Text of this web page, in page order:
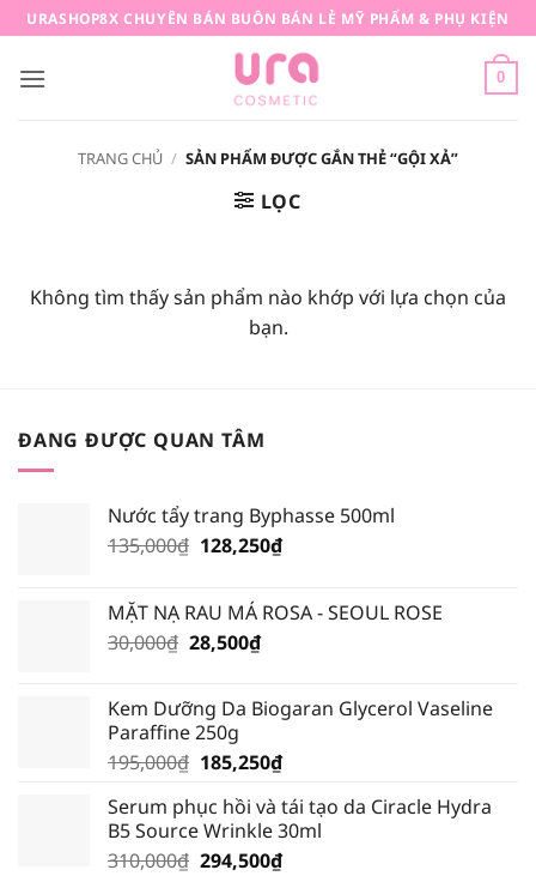
qua
nội
URASHOP8X CHUYÊN BÁN BUÔN BÁN LẺ MỸ PHẨM & PHỤ KIỆN
0
TRANG CHỦ / SẢN PHẨM ĐƯỢC GẮN THẺ “GỘI XẢ”
LỌC
Không tìm thấy sản phẩm nào khớp với lựa chọn của
bạn.
ĐANG ĐƯỢC QUAN TÂM
Nước tẩy trang Byphasse 500ml
135,000₫ Giá
135,000₫.
128,250₫Giá
là:
MẶT NẠ RAU MÁ ROSA - SEOUL ROSE
30,000₫ Giá
30,000₫.
28,500₫Giá
là:
Kem Dưỡng Da Biogaran Glycerol Vaseline
Paraffine 250g
195,000₫ Giá
là:
195,000₫.
185,250₫Giá
tại
là:
185,250₫.
Serum phục hồi và tái tạo da Ciracle Hydra
B5 Source Wrinkle 30ml
310,000₫ Giá
294,500₫Giá